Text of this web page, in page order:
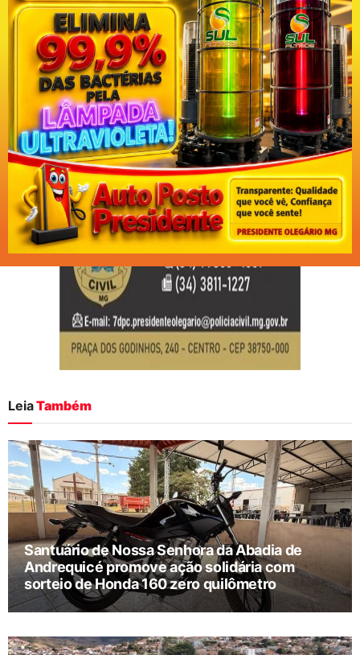
LeiaTambém
Santuário de Nossa Senhora da Abadia de
Andrequicé promove ação solidária com
sorteio de Honda 160 zero quilômetro